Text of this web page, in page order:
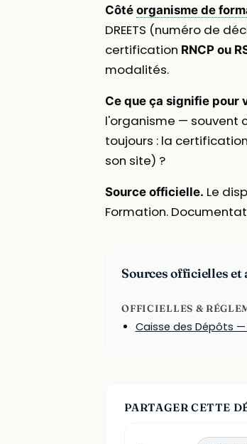
Côté organisme de
DREETS (numéro de
certification RNCP ou
modalités.
Ce que ça signifie pour
l'organisme — souvent
toujours : la
son site) ?
Source officielle. Le
Formation.
Sources officielles et
OFFICIELLES &
Caisse des Dépôts —
PARTAGER CETTE